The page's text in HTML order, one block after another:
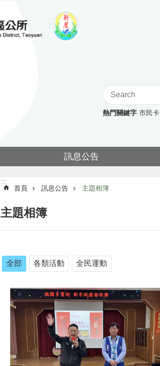
熱門關鍵字 市民卡
訊息公告
:::
首頁 訊息公告 主題相簿
主題相簿
全部 各類活動 全民運動